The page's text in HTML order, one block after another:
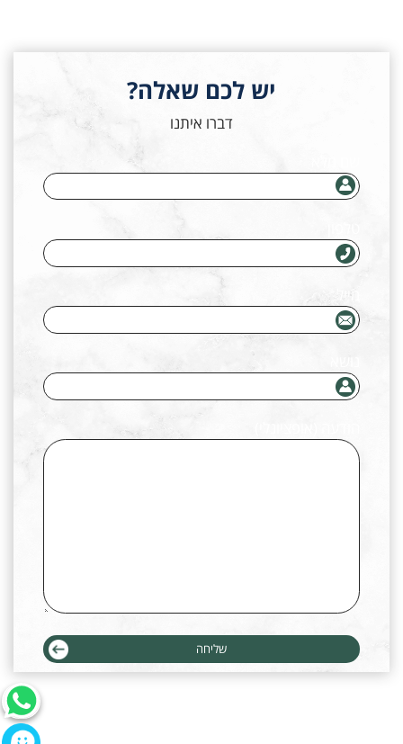
יש לכם שאלה?
דברו איתנו
מייל